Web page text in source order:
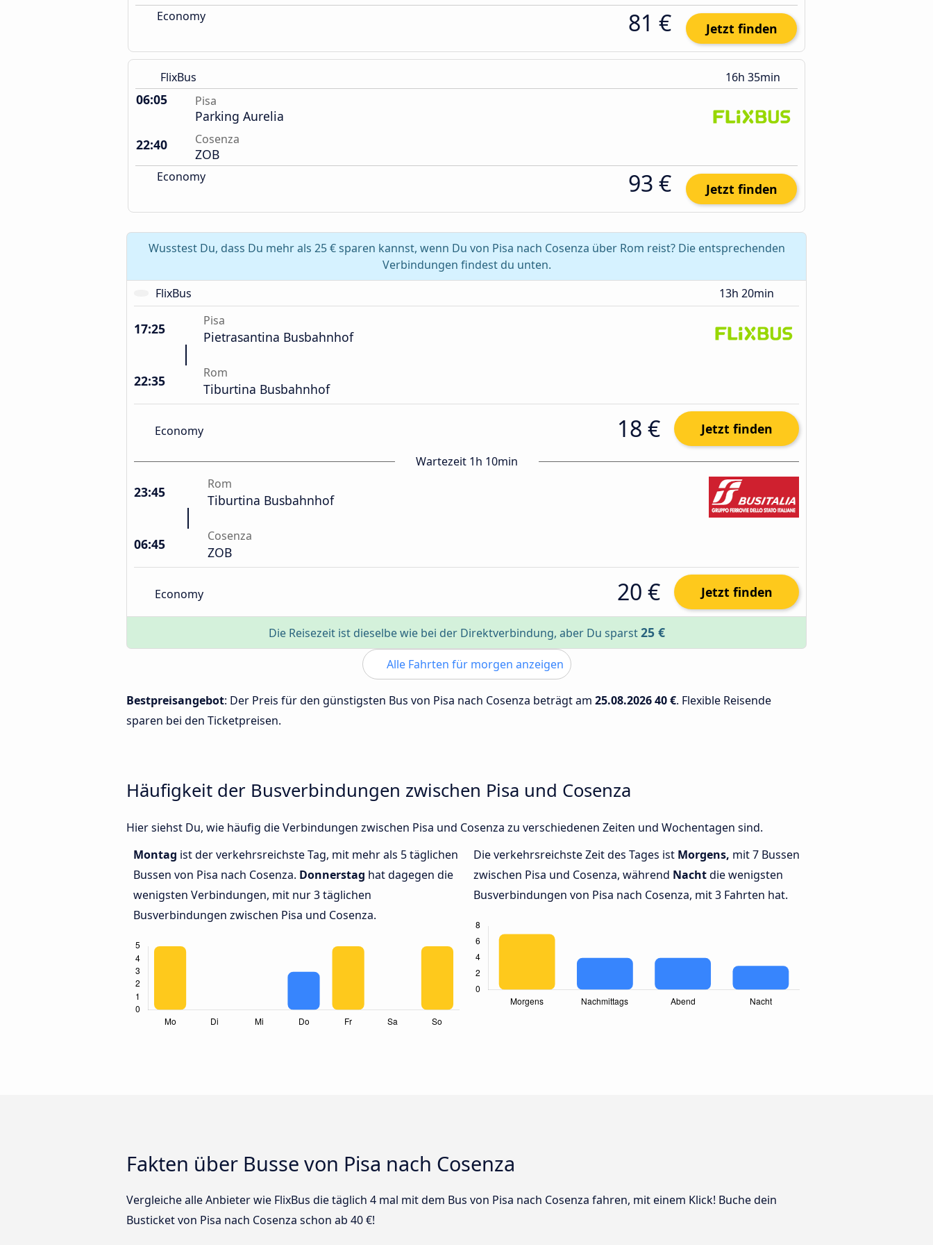
Economy 81 € Jetzt finden
FlixBus 16h 35min
06:05 Pisa
Parking Aurelia
22:40
Cosenza
ZOB
Economy 93 € Jetzt finden
Wusstest Du, dass Du mehr als 25 € sparen kannst, wenn Du von Pisa nach Cosenza über Rom reist? Die entsprechenden
Verbindungen findest du unten.
FlixBus
13h 20min
17:25 Pisa
Pietrasantina Busbahnhof
22:35 Rom
Tiburtina Busbahnhof
Economy 18 € Jetzt finden
Wartezeit 1h 10min
23:45 Rom
Tiburtina Busbahnhof
06:45 Cosenza
ZOB
Economy 20 € Jetzt finden
Die Reisezeit ist dieselbe wie bei der Direktverbindung, aber Du sparst25 €
Alle Fahrten für morgen anzeigen
Bestpreisangebot: Der Preis für den günstigsten Bus von Pisa nach Cosenza beträgt am 25.08.202640 €. Flexible Reisende
sparen bei den Ticketpreisen.
Häufigkeit der Busverbindungen zwischen Pisa und Cosenza
Hier siehst Du, wie häufig die Verbindungen zwischen Pisa und Cosenza zu verschiedenen Zeiten und Wochentagen sind.
Montag ist der verkehrsreichste Tag, mit mehr als 5 täglichen
Bussen von Pisa nach Cosenza. Donnerstag hat dagegen die
wenigsten Verbindungen, mit nur 3 täglichen
Busverbindungen zwischen Pisa und Cosenza.
Die verkehrsreichste Zeit des Tages ist Morgens, mit 7 Bussen
zwischen Pisa und Cosenza, während Nachtdie wenigsten
Busverbindungen von Pisa nach Cosenza, mit 3 Fahrten hat.
Fakten über Busse von Pisa nach Cosenza
Vergleiche alle Anbieter wie FlixBus die täglich 4 mal mit dem Bus von Pisa nach Cosenza fahren, mit einem Klick! Buche dein
Busticket von Pisa nach Cosenza schon ab 40 €!